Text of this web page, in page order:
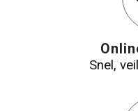
Snel,